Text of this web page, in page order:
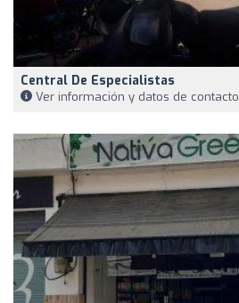
Central De Especialistas
Ver información y datos de contacto